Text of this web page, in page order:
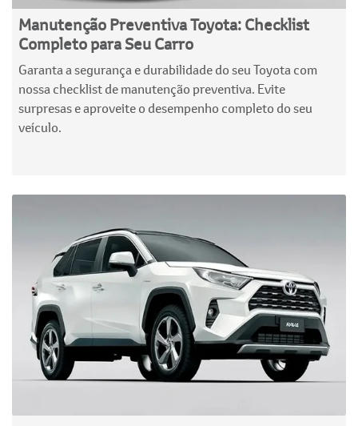
Manutenção Preventiva Toyota: Checklist
Completo para Seu Carro
Garanta a segurança e durabilidade do seu Toyota com
nossa checklist de manutenção preventiva. Evite
surpresas e aproveite o desempenho completo do seu
veículo.